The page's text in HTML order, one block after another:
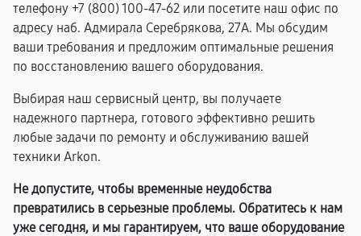
телефону +7 (800) 100-47-62 или посетите наш офис по
адресу наб. Адмирала Серебрякова, 27А. Мы обсудим
ваши требования и предложим оптимальные решения
по восстановлению вашего оборудования.
Выбирая наш сервисный центр, вы получаете
надежного партнера, готового эффективно решить
любые задачи по ремонту и обслуживанию вашей
техники Arkon.
Не допустите, чтобы временные неудобства
превратились в серьезные проблемы. Обратитесь к нам
уже сегодня, и мы гарантируем, что ваше оборудование